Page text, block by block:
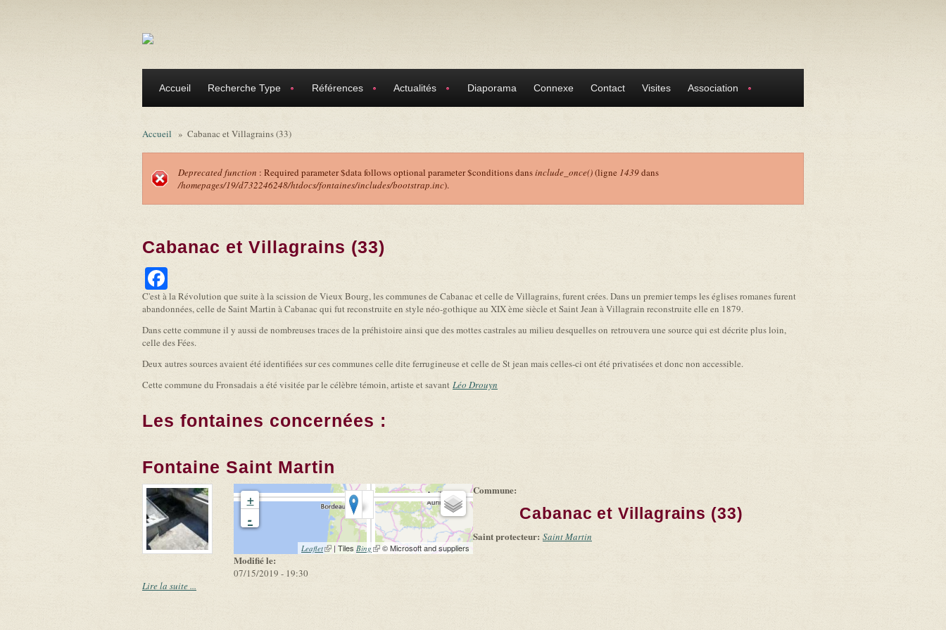
Accueil Recherche Type Références Actualités Diaporama Connexe Contact Visites Association
Accueil » Cabanac et Villagrains (33)
Message d'erreur
Deprecated function : Required parameter $data follows optional parameter $conditions dansinclude_once()(ligne 1439dans
/homepages/19/d732246248/htdocs/fontaines/includes/bootstrap.inc).
Cabanac et Villagrains (33)
C'est à la Révolution que suite à la scission de Vieux Bourg, les communes de Cabanac et celle de Villagrains, furent crées. Dans un premier temps les églises romanes furent
abandonnées, celle de Saint Martin à Cabanac qui fut reconstruite en style néo-gothique au XIX ème siècle et Saint Jean à Villagrain reconstruite elle en 1879.
Dans cette commune il y aussi de nombreuses traces de la préhistoire ainsi que des mottes castrales au milieu desquelles on retrouvera une source qui est décrite plus loin,
celle des Fées.
Deux autres sources avaient été identifiées sur ces communes celle dite ferrugineuse et celle de St jean mais celles-ci ont été privatisées et donc non accessible.
Cette commune du Fronsadais a été visitée par le célèbre témoin, artiste et savant Léo Drouyn
Les fontaines concernées :
Fontaine Saint Martin
+
-
Leaflet(link is external)
| Tiles Bing (link is external)
© Microsoft and suppliers
Modifié le:
07/15/2019 - 19:30
Commune:
Cabanac et Villagrains (33)
Saint protecteur: Saint Martin
Lire la suite ...